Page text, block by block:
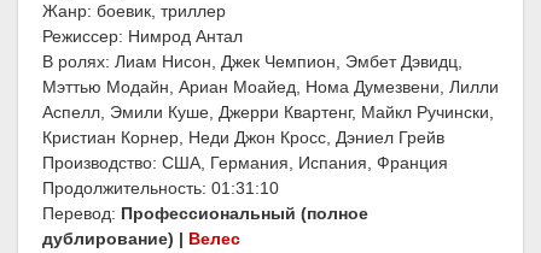
Жанр: боевик, триллер
Режиссер: Нимрод Антал
В ролях: Лиам Нисон, Джек Чемпион, Эмбет Дэвидц,
Мэттью Модайн, Ариан Моайед, Нома Думезвени, Лилли
Аспелл, Эмили Куше, Джерри Квартенг, Майкл Ручински,
Кристиан Корнер, Неди Джон Кросс, Дэниел Грейв
Производство: США, Германия, Испания, Франция
Продолжительность: 01:31:10
Перевод: Профессиональный (полное
дублирование) | Велес